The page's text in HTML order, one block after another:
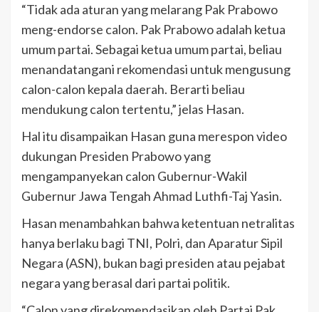
“Tidak ada aturan yang melarang Pak Prabowo
meng-endorse calon. Pak Prabowo adalah ketua
umum partai. Sebagai ketua umum partai, beliau
menandatangani rekomendasi untuk mengusung
calon-calon kepala daerah. Berarti beliau
mendukung calon tertentu,” jelas Hasan.
Hal itu disampaikan Hasan guna merespon video
dukungan Presiden Prabowo yang
mengampanyekan calon Gubernur-Wakil
Gubernur Jawa Tengah Ahmad Luthfi-Taj Yasin.
Hasan menambahkan bahwa ketentuan netralitas
hanya berlaku bagi TNI, Polri, dan Aparatur Sipil
Negara (ASN), bukan bagi presiden atau pejabat
negara yang berasal dari partai politik.